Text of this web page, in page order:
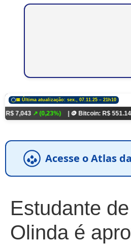
📅 Última atualização: sex., 07.11.25 – 21h10
(0,23%) | 🪙 Bitcoin: R$ 551.145,13↗
Acesse o Atlas
Estudante
Olinda é